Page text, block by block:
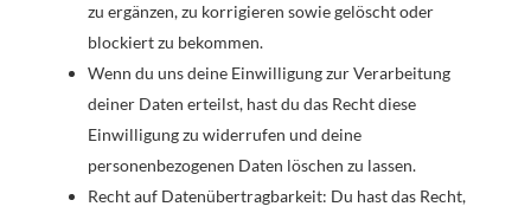
zu ergänzen, zu korrigieren sowie gelöscht oder
blockiert zu bekommen.
Wenn du uns deine Einwilligung zur Verarbeitung
deiner Daten erteilst, hast du das Recht diese
Einwilligung zu widerrufen und deine
personenbezogenen Daten löschen zu lassen.
Recht auf Datenübertragbarkeit: Du hast das Recht,